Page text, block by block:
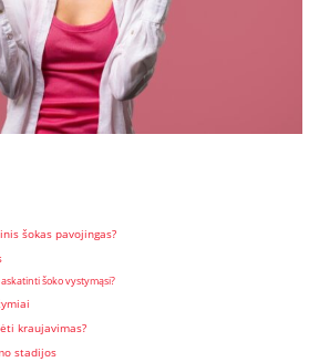
šokas pavojingas?
šoko vystymąsi?
kraujavimas?
stadijos